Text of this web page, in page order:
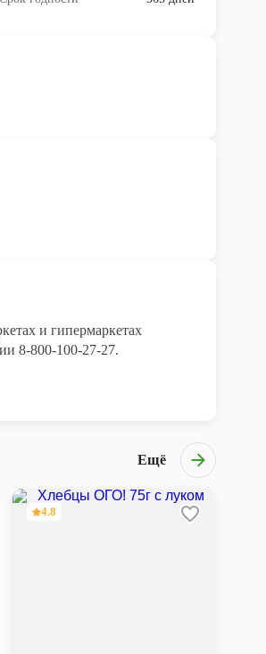
и гипермаркетах
8-800-100-27-27.
Ещё
4.8